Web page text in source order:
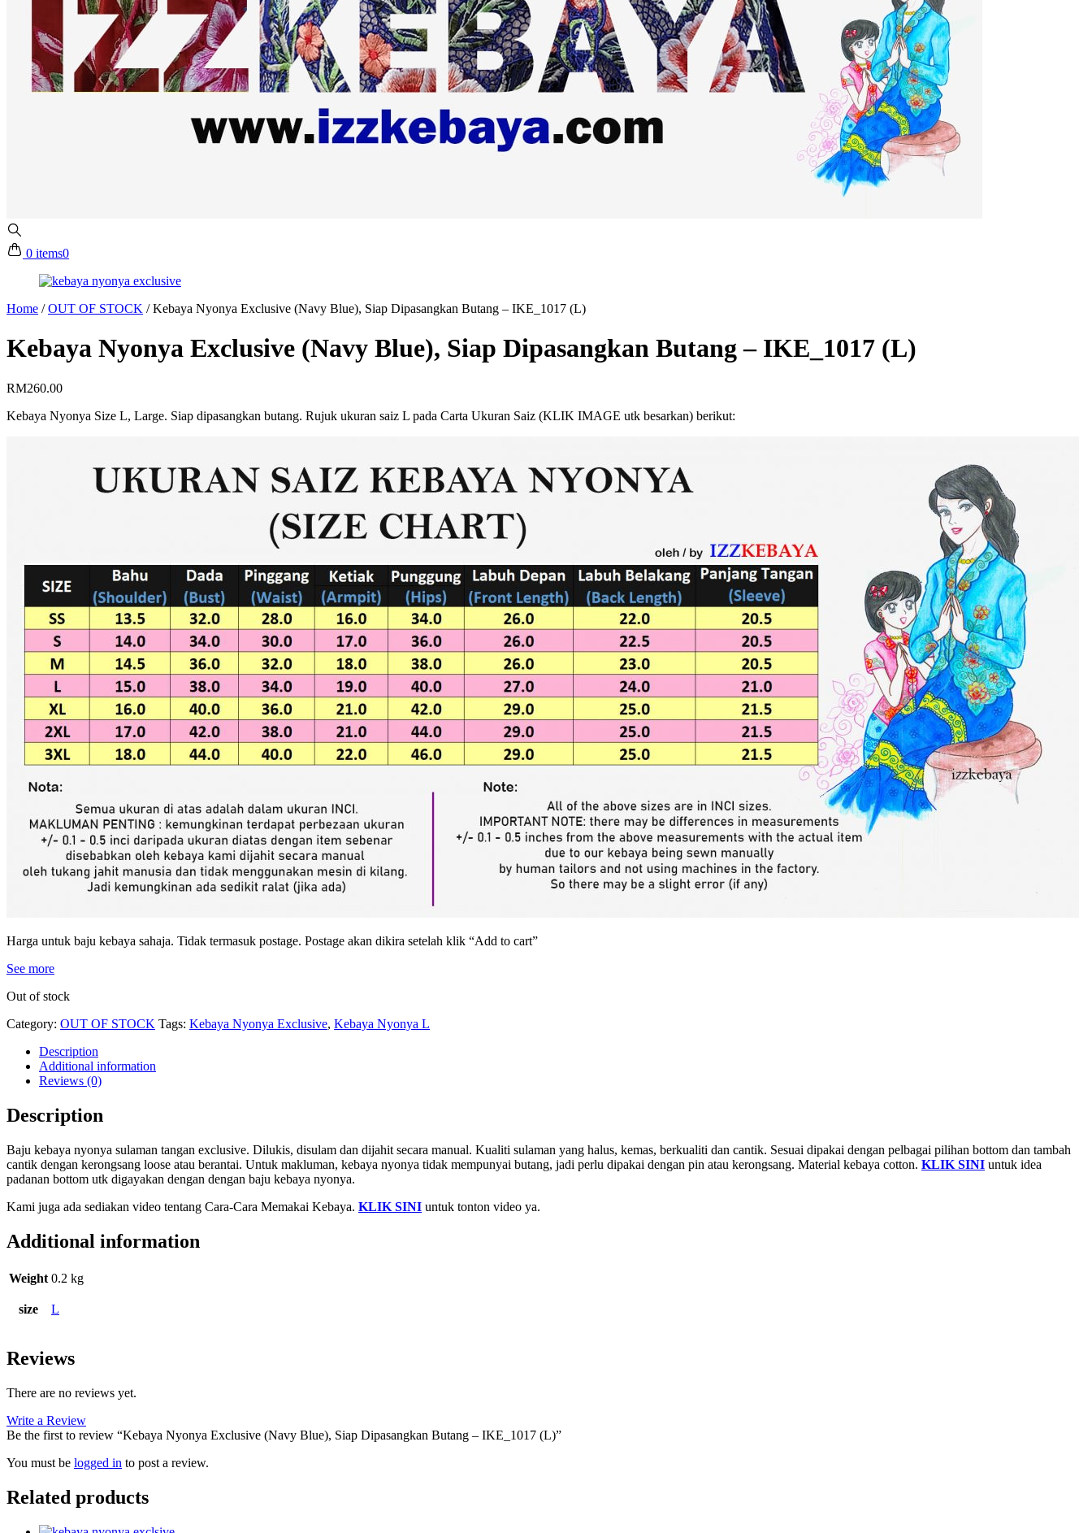
0 items0
Home /OUT OF STOCK /Kebaya Nyonya Exclusive (Navy Blue), Siap Dipasangkan Butang – IKE_1017 (L)
Kebaya Nyonya Exclusive (Navy Blue), Siap Dipasangkan Butang – IKE_1017 (L)
RM260.00
Kebaya Nyonya Size L, Large. Siap dipasangkan butang. Rujuk ukuran saiz L pada Carta Ukuran Saiz (KLIK IMAGE utk besarkan) berikut:
Harga untuk baju kebaya sahaja. Tidak termasuk postage. Postage akan dikira setelah klik “Add to cart”
See more
Out of stock
Category: OUT OF STOCK Tags: Kebaya Nyonya Exclusive, Kebaya Nyonya L
Description
Additional information
Reviews (0)
Description
Baju kebaya nyonya sulaman tangan exclusive. Dilukis, disulam dan dijahit secara manual. Kualiti sulaman yang halus, kemas, berkualiti dan cantik. Sesuai dipakai dengan pelbagai pilihan bottom dan tambah
cantik dengan kerongsang loose atau berantai. Untuk makluman, kebaya nyonya tidak mempunyai butang, jadi perlu dipakai dengan pin atau kerongsang. Material kebaya cotton. KLIK SINI untuk idea
padanan bottom utk digayakan dengan dengan baju kebaya nyonya.
Kami juga ada sediakan video tentang Cara-Cara Memakai Kebaya. KLIK SINI untuk tonton video ya.
Additional information
Weight 0.2 kg
size L
Reviews
There are no reviews yet.
Write a Review
Be the first to review “Kebaya Nyonya Exclusive (Navy Blue), Siap Dipasangkan Butang – IKE_1017 (L)”
You must be logged in to post a review.
Related products